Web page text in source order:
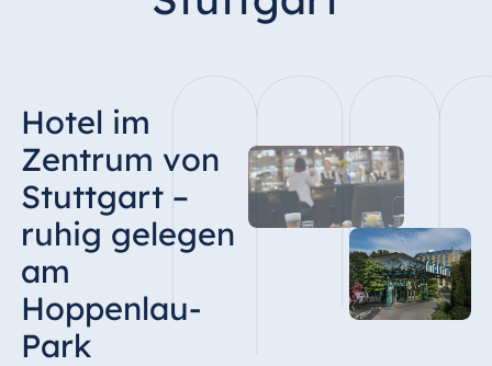
Hotel Dresden
Hotel Düsseldorf
Hotel Frankfurt
Hotel am
Schlossgarten
Fulda
Airport Hotel
Hannover
Hotel Ingolstadt
Hotel im
Zentrum von
Stuttgart –
ruhig gelegen
am
Hoppenlau-
Park